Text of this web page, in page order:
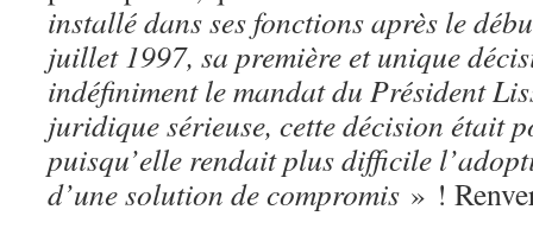
installé dans ses fonctions après le
juillet 1997, sa première et unique
indéfiniment le mandat du Président
juridique sérieuse, cette décision était
puisqu’elle rendait plus difficile
d’une solution de compromis » !